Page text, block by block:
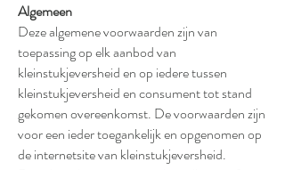
Algemeen
Deze algemene voorwaarden zijn van
toepassing op elk aanbod van
kleinstukjeversheid en op iedere tussen
kleinstukjeversheid en consument tot stand
gekomen overeenkomst. De voorwaarden zijn
voor een ieder toegankelijk en opgenomen op
de internetsite van kleinstukjeversheid.